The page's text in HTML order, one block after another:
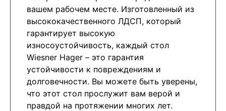
вашем рабочем месте. Изготовленный из
высококачественного ЛДСП, который
гарантирует высокую
износоустойчивость, каждый стол
Wiesner Hager – это гарантия
устойчивости к повреждениям и
долговечности. Вы можете быть уверены,
что этот стол прослужит вам верой и
правдой на протяжении многих лет.